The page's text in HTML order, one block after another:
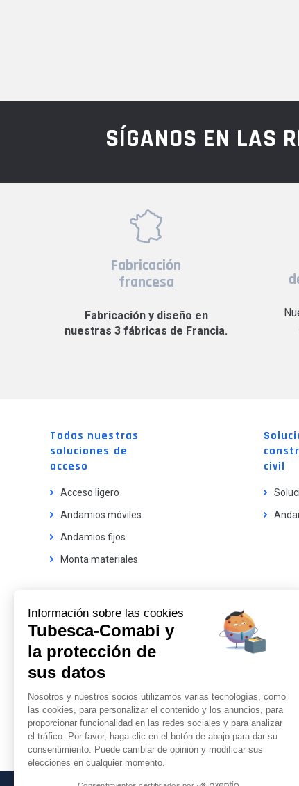
SÍGANOS EN LAS
Fabricación
francesa
Fabricación y diseño en
nuestras 3 fábricas de Francia.
Todas nuestras
soluciones de
acceso
Acceso ligero
Andamios móviles
Andamios fijos
Monta materiales
civil
Nuestros catalogos
Todos los catálogos
Información sobre las cookies
Tubesca-Comabi y
la protección de
sus datos
Nosotros y nuestros socios utilizamos varias tecnologías, como
las cookies, para personalizar el contenido y los anuncios, para
proporcionar funcionalidad en las redes sociales y para analizar
el tráfico. Por favor, haga clic en el botón de abajo para dar su
consentimiento. Puede cambiar de opinión y modificar sus
elecciones en cualquier momento.